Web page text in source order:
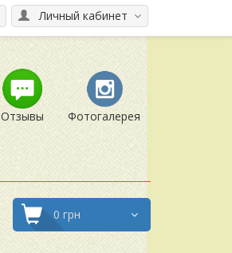
Личный кабинет
Отзывы Фотогалерея
0 грн